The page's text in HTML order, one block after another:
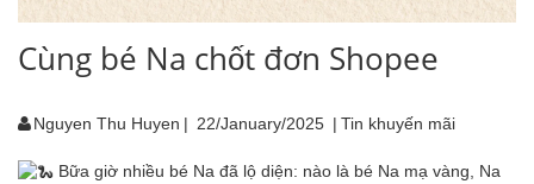
Cùng bé Na chốt đơn Shopee
Nguyen Thu Huyen | 22/January/2025 | Tin khuyến mãi
Bữa giờ nhiều bé Na đã lộ diện: nào là bé Na mạ vàng, Na